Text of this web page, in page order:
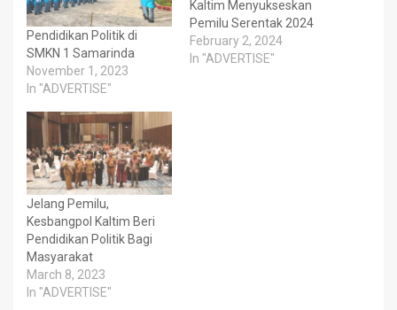
Pendidikan Politik di
SMKN 1 Samarinda
November 1, 2023
In "ADVERTISE"
Kaltim Menyukseskan
Pemilu Serentak 2024
February 2, 2024
In "ADVERTISE"
Jelang Pemilu,
Kesbangpol Kaltim Beri
Pendidikan Politik Bagi
Masyarakat
March 8, 2023
In "ADVERTISE"